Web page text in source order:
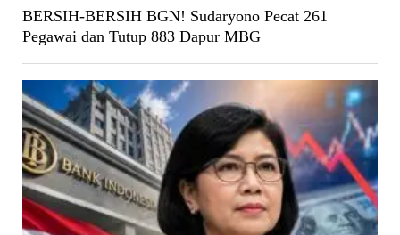
BERSIH-BERSIH BGN! Sudaryono Pecat 261
Pegawai dan Tutup 883 Dapur MBG